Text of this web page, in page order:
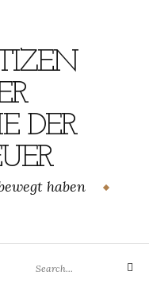
DER
haben
for:
Search